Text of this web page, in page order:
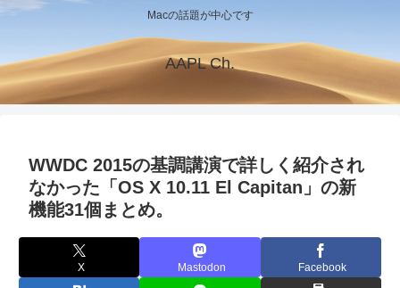
Macの話題が中心です
AAPL Ch.
WWDC 2015の基調講演で詳しく紹介され
なかった「OS X 10.11 El Capitan」の新
機能31個まとめ。
X Mastodon Facebook